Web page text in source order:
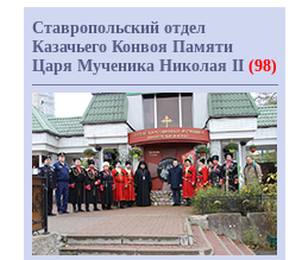
Ставропольский отдел
Казачьего Конвоя Памяти
Царя Мученика Николая II (98)